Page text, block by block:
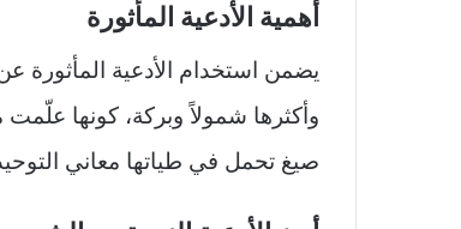
أهمية الأدعية المأثورة
يضمن استخدام الأدعية المأثورة
وأكثرها شمولاً وبركة، كونها
صيغ تحمل في طياتها معاني